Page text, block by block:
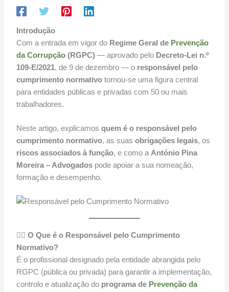
Introdução
Com a entrada em vigor do Regime Geral de Prevenção
da Corrupção(RGPC)— aprovado pelo Decreto-Lei n.º
109-E/2021, de 9 de dezembro — o responsável pelo
cumprimento normativotornou-se uma figura central
para entidades públicas e privadas com 50 ou mais
trabalhadores.
Neste artigo, explicamos quem é o responsável pelo
cumprimento normativo, as suas obrigações legais, os
riscos associados à função, e como a António Pina
Moreira – Advogadospode apoiar a sua nomeação,
formação e desempenho.
🧑‍⚖️ O Que é o Responsável pelo Cumprimento
Normativo?
É o profissional designado pela entidade abrangida pelo
RGPC (pública ou privada) para garantir a implementação,
controlo e atualização do programa de Prevenção da